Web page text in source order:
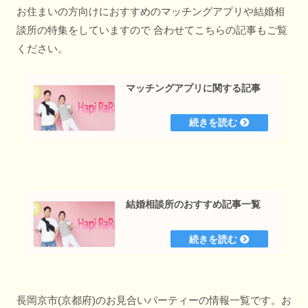
お住まいの方向けにおすすめのマッチングアプリや結婚相
談所の特集をしていますので 合わせてこちらの記事もご覧
ください。
マッチングアプリに関する記事
結婚相談所のおすすめ記事一覧
長岡京市(京都府)のお見合いパーティーの情報一覧です。お